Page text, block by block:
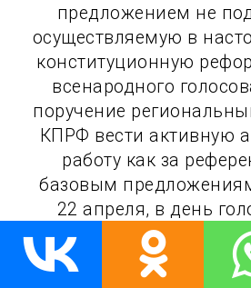
предложением не
осуществляемую в
конституционную
всенародного
поручение
КПРФ вести активную
работу как за
базовым
22 апреля, в день
непосредственной
его проведения), так и
сторонников КПРФ